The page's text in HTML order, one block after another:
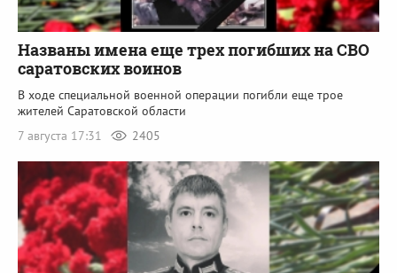
Названы имена еще трех погибших на СВО
саратовских воинов
В ходе специальной военной операции погибли еще трое
жителей Саратовской области
7 августа 17:31
2405